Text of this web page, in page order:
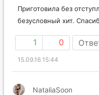
Приготовила без
безусловный хит.
1 0
15.09.16 15:44
NataliaSoon